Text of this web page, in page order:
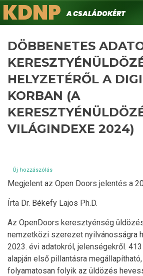
Ugrás
a
Keresés
KDNPA családokért.
DÖBBENETES
HELYZETÉRŐL A
KORBAN (A
VILÁGINDEXE 2024)
Új hozzászólás
Megjelent az Open Doors jelentés a
Írta Dr. Békefy Lajos Ph.D.
Az OpenDoors keresztyénség
nemzetközi szerezet nyilvánosságra
2023. évi adatokról, jelenségekről.
alapján első pillantásra
folyamatosan folyik az üldözés